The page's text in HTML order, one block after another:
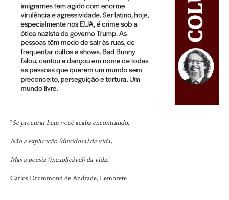
“Se procurar bem você acaba encontrando.
Não a explicação (duvidosa) da vida,
Mas a poesia (inexplicável) da vida.”
Carlos Drummond de Andrade, Lembrete